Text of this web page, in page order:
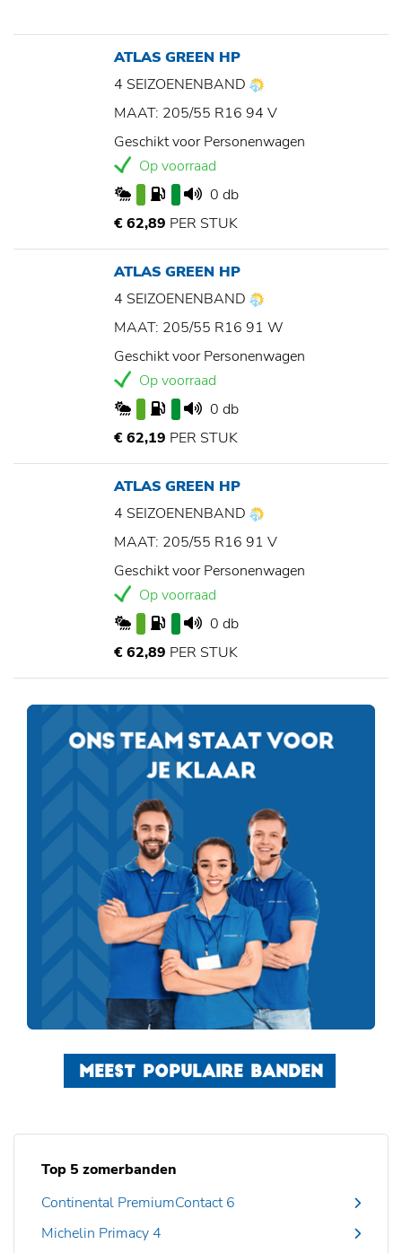
ATLAS GREEN HP
4 SEIZOENENBAND
MAAT: 205/55 R16 94 V
Geschikt voor Personenwagen
Op voorraad
0 db
€ 62,89 PER STUK
ATLAS GREEN HP
4 SEIZOENENBAND
MAAT: 205/55 R16 91 W
Geschikt voor Personenwagen
Op voorraad
0 db
€ 62,19 PER STUK
ATLAS GREEN HP
4 SEIZOENENBAND
MAAT: 205/55 R16 91 V
Geschikt voor Personenwagen
Op voorraad
0 db
€ 62,89 PER STUK
MEEST POPULAIRE BANDEN
Top 5 zomerbanden
Continental PremiumContact 6
Michelin Primacy 4